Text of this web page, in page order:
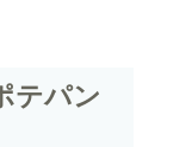
テパン